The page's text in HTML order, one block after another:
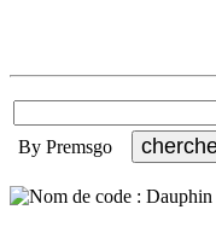
By Premsgo